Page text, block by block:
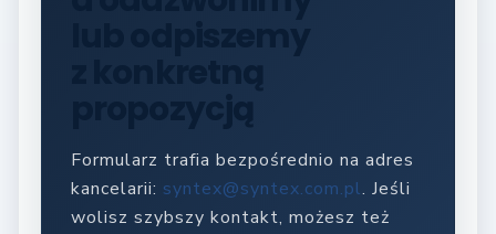
Formularz trafia bezpośrednio na adres
kancelarii: syntex@syntex.com.pl. Jeśli
wolisz szybszy kontakt, możesz też